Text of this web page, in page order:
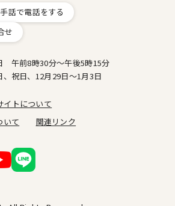
手話で電話をする
せ
午前8時30分～午後5時15分
祝日、12月29日～1月3日
イトについて
いて
関連リンク